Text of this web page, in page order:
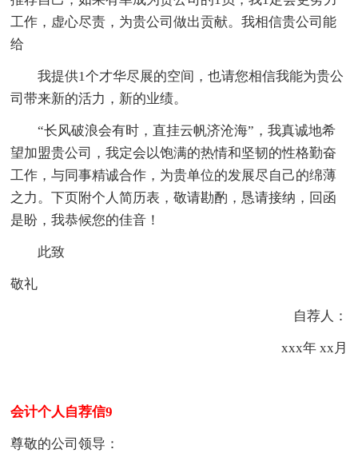
工作，虚心尽责，为贵公司做出贡献。我相信贵公司能
给
我提供1个才华尽展的空间，也请您相信我能为贵公
司带来新的活力，新的业绩。
“长风破浪会有时，直挂云帆济沧海”，我真诚地希
望加盟贵公司，我定会以饱满的热情和坚韧的性格勤奋
工作，与同事精诚合作，为贵单位的发展尽自己的绵薄
之力。下页附个人简历表，敬请勘酌，恳请接纳，回函
是盼，我恭候您的佳音！
此致
敬礼
自荐人：
xxx年 xx月
会计个人自荐信9
尊敬的公司领导：